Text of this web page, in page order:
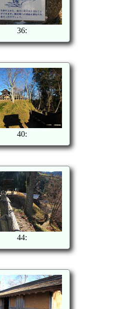
36:
40:
44: